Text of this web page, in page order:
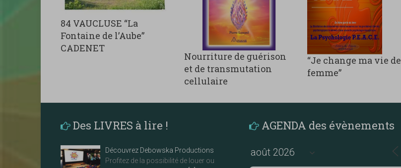
84 VAUCLUSE “La
Fontaine de l’Aube”
CADENET
Nourriture de guérison
et de transmutation
cellulaire
“Je change ma vie de
femme”
Des LIVRES à lire !
Découvrez Debowska Productions
Profitez de la possibilité de louer ou
AGENDA des évènements